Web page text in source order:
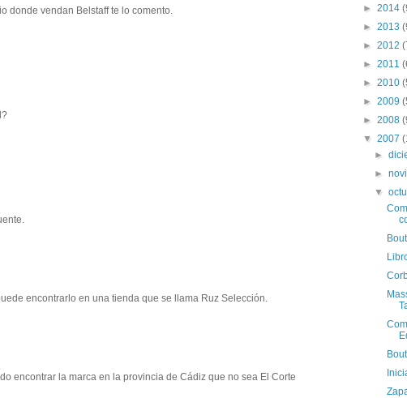
donde vendan Belstaff te lo comento.
encontrarlo en una tienda que se llama Ruz Selección.
encontrar la marca en la provincia de Cádiz que no sea El Corte
► 2014
► 2013
► 2012
► 2011
► 2010
► 2009
► 2008
▼ 2007
►
►
▼